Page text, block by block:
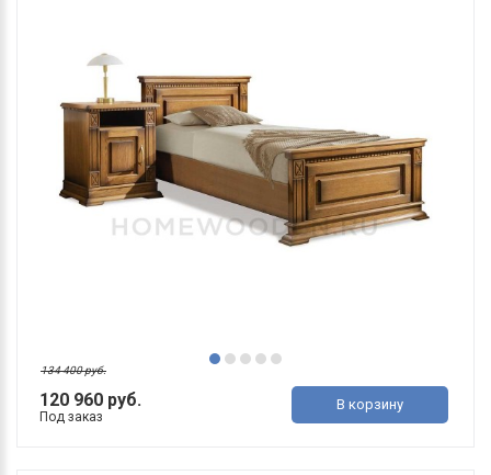
120 960 руб.
134 400 руб.
Под заказ
В корзину